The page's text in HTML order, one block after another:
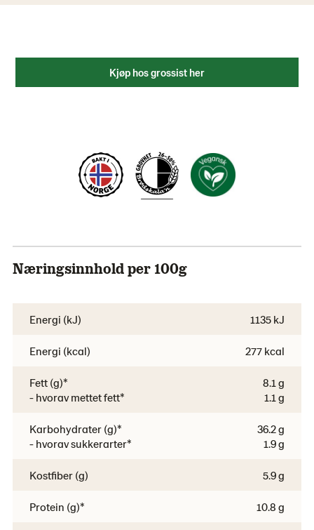
Kjøp hos grossist her
Næringsinnhold per 100g
Energi (kJ) 1135 kJ
Energi (kcal) 277 kcal
Fett (g)*
- hvorav mettet fett*
8.1 g
1.1 g
Karbohydrater (g)*
- hvorav sukkerarter*
36.2 g
1.9 g
Kostfiber (g) 5.9 g
Protein (g)* 10.8 g